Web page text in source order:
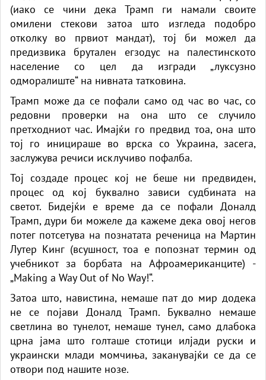
(иако се чини дека Трамп ги намали своите
омилени стекови затоа што изгледа подобро
отколку во првиот мандат), тој би можел да
предизвика брутален егзодус на палестинското
население со цел да изгради „луксузно
одморалиште“ на нивната татковина.
Трамп може да се пофали само од час во час, со
редовни проверки на она што се случило
претходниот час. Имајќи го предвид тоа, она што
тој го иницираше во врска со Украина, засега,
заслужува речиси исклучиво пофалба.
Тој создаде процес кој не беше ни предвиден,
процес од кој буквално зависи судбината на
светот. Бидејќи е време да се пофали Доналд
Трамп, дури би можеле да кажеме дека овој негов
потег потсетува на познатата реченица на Мартин
Лутер Кинг (всушност, тоа е попознат термин од
учебникот за борбата на Афроамериканците) -
„Making a Way Out of No Way!“.
Затоа што, навистина, немаше пат до мир додека
не се појави Доналд Трамп. Буквално немаше
светлина во тунелот, немаше тунел, само длабока
црна јама што голташе стотици илјади руски и
украински млади момчиња, заканувајќи се да се
отвори под нашите нозе.